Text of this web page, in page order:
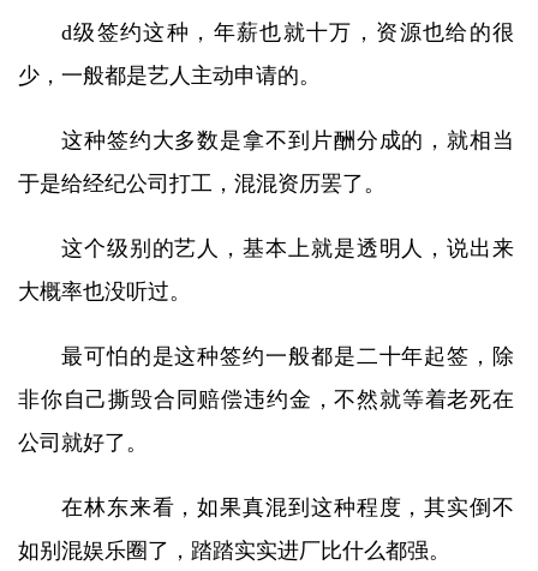
d级签约这种，年薪也就十万，资源也给的很
少，一般都是艺人主动申请的。
这种签约大多数是拿不到片酬分成的，就相当
于是给经纪公司打工，混混资历罢了。
这个级别的艺人，基本上就是透明人，说出来
大概率也没听过。
最可怕的是这种签约一般都是二十年起签，除
非你自己撕毁合同赔偿违约金，不然就等着老死在
公司就好了。
在林东来看，如果真混到这种程度，其实倒不
如别混娱乐圈了，踏踏实实进厂比什么都强。